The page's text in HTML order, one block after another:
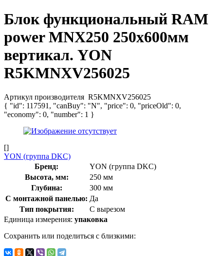
Блок функциональный RAM
power MNX250 250х600мм
вертикал. YON
R5KMNXV256025
Артикул производителя R5KMNXV256025
{ "id": 117591, "canBuy": "N", "price": 0, "priceOld": 0,
"economy": 0, "number": 1 }
[]
YON (группа DKC)
Бренд:
YON (группа DKC)
Высота, мм:
250 мм
Глубина:
300 мм
С монтажной панелью: Да
Тип покрытия:
С вырезом
Единица измерения: упаковка
Сохранить или поделиться с близкими: